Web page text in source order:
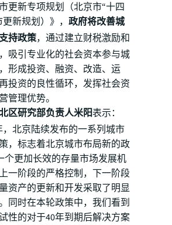
更新专项规划（北京市“十四
新规划）》， 政府将改善城
持政策，通过建立财税激励和
吸引专业化的社会资本参与城
形成投资、融资、改造、运
投资的良性循环，发挥社会资
管理优势。
区研究部负责人米阳表示：
，北京陆续发布的一系列城市
，标志着北京城市布局新的政
更加长效的存量市场发展机
一阶段的严格控制，下一阶段
资产的更新和开发采取了明显
同时在本轮政策中，我们看到
性的对于40年到期后解决方案